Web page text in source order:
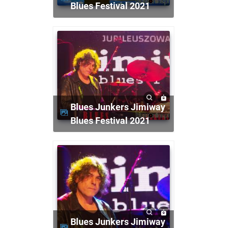
Blues Festival 2021
Blues Junkers Jimiway
Blues Festival 2021
Blues Junkers Jimiway